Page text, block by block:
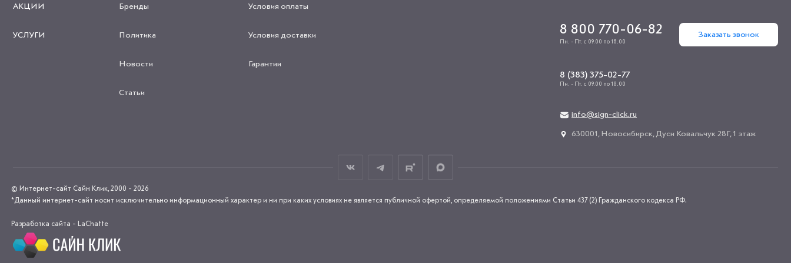
АКЦИИ
УСЛУГИ
Бренды
Политика
Новости
Статьи
Условия оплаты
Условия доставки
Гарантии
8 800 770-06-82
Пн. - Пт. с 09.00 по 18.00
Заказать звонок
8 (383) 375-02-77
Пн. - Пт. с 09.00 по 18.00
info@sign-click.ru
​630001, Новосибирск, Дуси Ковальчук 28Г, 1 этаж
© Интернет-сайт Сайн Клик, 2000 - 2026
*Данный интернет-сайт носит исключительно информационный характер и ни при каких условиях не является публичной офертой, определяемой положениями Статьи 437 (2) Гражданского кодекса РФ.
Разработка сайта - LaChatte